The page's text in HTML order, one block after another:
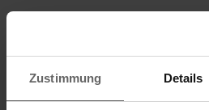
Zustimmung Details